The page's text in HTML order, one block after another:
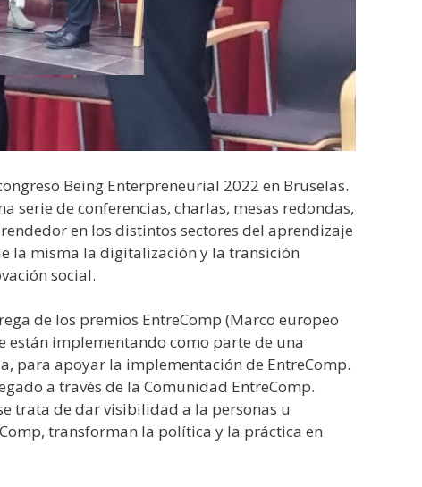
Being Enterpreneurial 2022 en Bruselas.
serie de conferencias, charlas, mesas redondas,
en los distintos sectores del aprendizaje
la misma la digitalización y la transición
social.
de los premios EntreComp (Marco europeo
están implementando como parte de una
para apoyar la implementación de EntreComp.
a través de la Comunidad EntreComp.
trata de dar visibilidad a la personas u
transforman la política y la práctica en